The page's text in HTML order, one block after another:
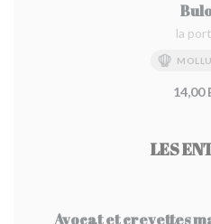
la
14,00
LES
Avocat et crevettes